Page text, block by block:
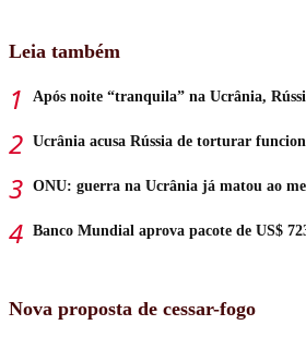
Leia também
Após noite “tranquila” na Ucrânia,
Ucrânia acusa Rússia de torturar
ONU: guerra na Ucrânia já matou ao
Banco Mundial aprova pacote de US$
Nova proposta de cessar-fogo